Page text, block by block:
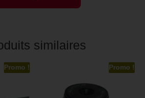
similaires
Promo ! Promo !